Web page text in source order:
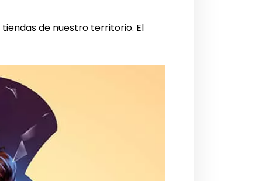
de nuestro territorio. El